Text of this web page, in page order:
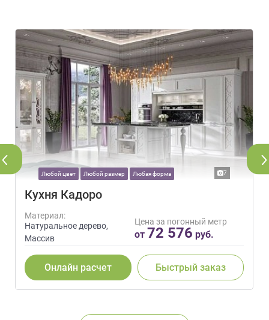
Любой цвет Любой размер Любая форма 7
Кухня Кадоро
Материал:
Натуральное дерево,
Массив
Цена за погонный метр
от 72 576 руб.
Онлайн расчет Быстрый заказ